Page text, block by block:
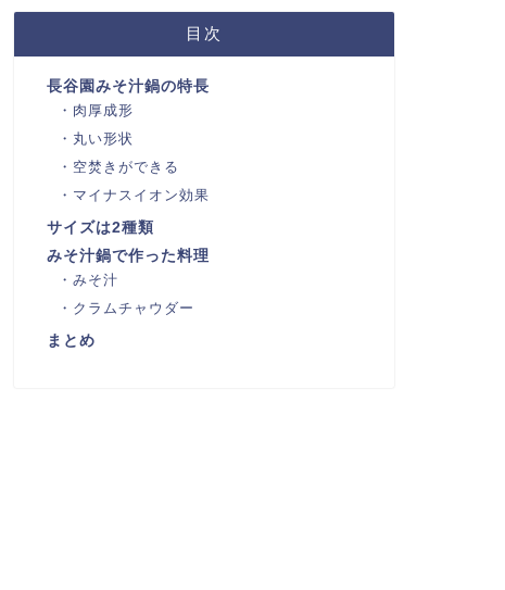
目次
長谷園みそ汁鍋の特長
肉厚成形
丸い形状
空焚きができる
マイナスイオン効果
サイズは2種類
みそ汁鍋で作った料理
みそ汁
クラムチャウダー
まとめ